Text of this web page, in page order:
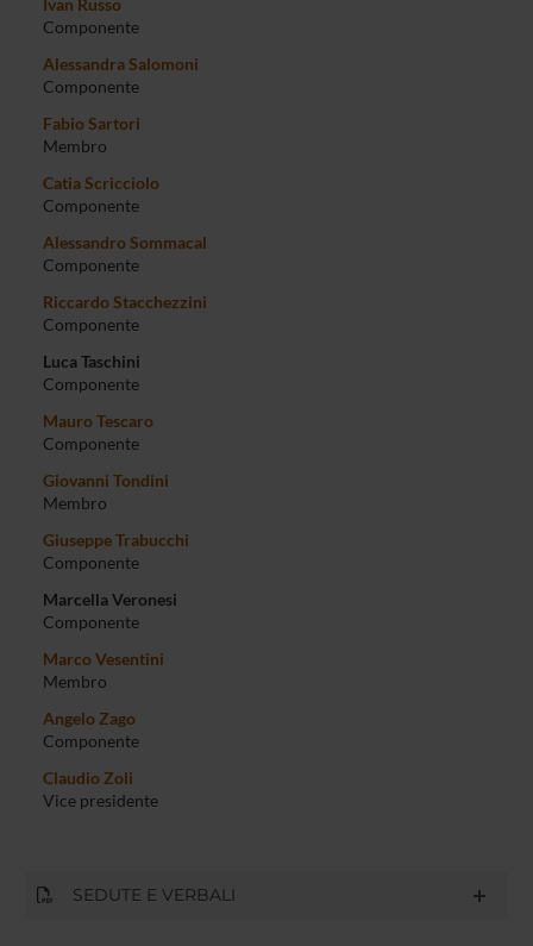
Ivan Russo
Componente
Alessandra Salomoni
Componente
Fabio Sartori
Membro
Catia Scricciolo
Componente
Alessandro Sommacal
Componente
Riccardo Stacchezzini
Componente
Luca Taschini
Componente
Mauro Tescaro
Componente
Giovanni Tondini
Membro
Giuseppe Trabucchi
Componente
Marcella Veronesi
Componente
Marco Vesentini
Membro
Angelo Zago
Componente
Claudio Zoli
Vice presidente
SEDUTE E VERBALI